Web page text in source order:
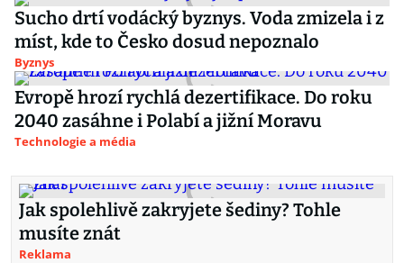
Sucho drtí vodácký byznys. Voda zmizela i z
míst, kde to Česko dosud nepoznalo
Byznys
Evropě hrozí rychlá dezertifikace. Do roku
2040 zasáhne i Polabí a jižní Moravu
Technologie a média
Jak spolehlivě zakryjete šediny? Tohle
musíte znát
Reklama